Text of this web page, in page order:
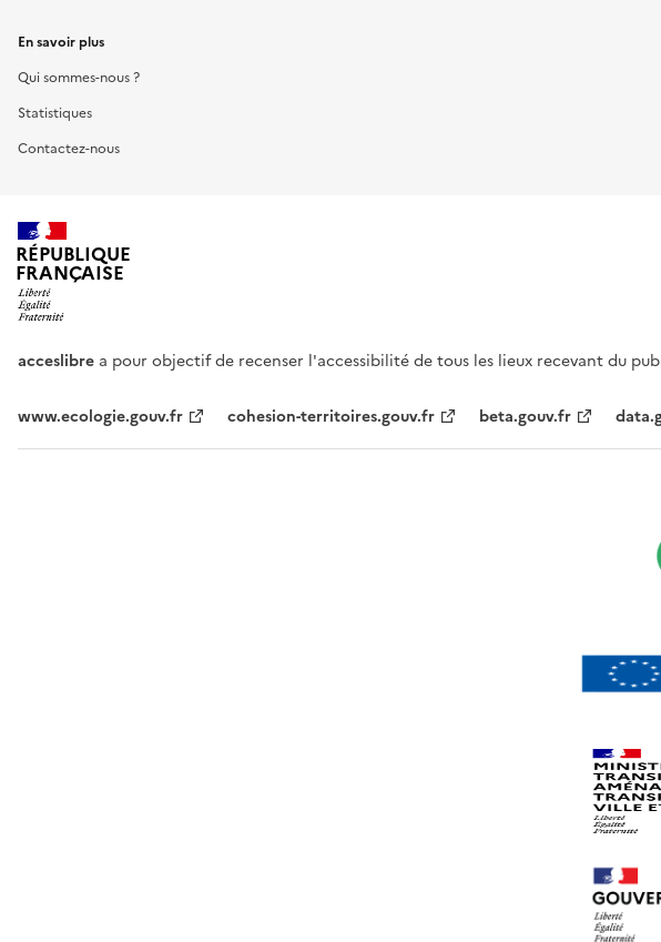
En savoir plus
Qui sommes-nous ?
Statistiques
Contactez-nous
RÉPUBLIQUE
FRANÇAISE
acceslibre a pour objectif de recenser l'accessibilité de tous les lieux recevant du
www.ecologie.gouv.fr cohesion-territoires.gouv.fr beta.gouv.fr